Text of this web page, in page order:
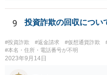
初は、数回、配当を支払うこと
頼させて、追加の投資をさせる
「投資案件保有者からの配当が
ってきます。しばらく、だいたい
ってきません。もう待てなくなっ
うとしても、「資金集金役」に
9 投資詐欺の回収につい
#投資詐欺 #返金請求 #仮想通貨詐欺
#本名・住所・電話番号が不明
2023年9月14日